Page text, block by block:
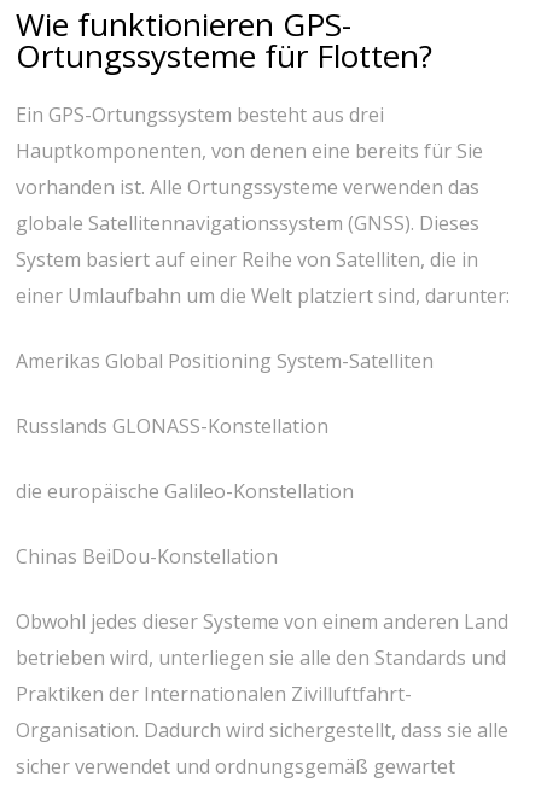
Wie funktionieren GPS-
Ortungssysteme für Flotten?
Ein GPS-Ortungssystem besteht aus drei
Hauptkomponenten, von denen eine bereits für Sie
vorhanden ist. Alle Ortungssysteme verwenden das
globale Satellitennavigationssystem (GNSS). Dieses
System basiert auf einer Reihe von Satelliten, die in
einer Umlaufbahn um die Welt platziert sind, darunter:
Amerikas Global Positioning System-Satelliten
Russlands GLONASS-Konstellation
die europäische Galileo-Konstellation
Chinas BeiDou-Konstellation
Obwohl jedes dieser Systeme von einem anderen Land
betrieben wird, unterliegen sie alle den Standards und
Praktiken der Internationalen Zivilluftfahrt-
Organisation. Dadurch wird sichergestellt, dass sie alle
sicher verwendet und ordnungsgemäß gewartet